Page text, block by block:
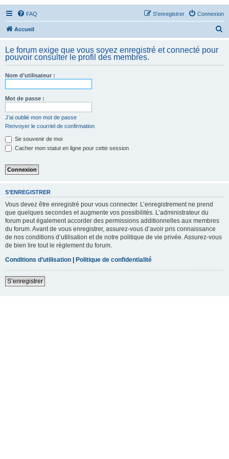
FAQ Connexion
S’enregistrer
Accueil
h
Le forum exige que vous soyez enregistré et connecté pour
pouvoir consulter le profil des membres.
Nom d’utilisateur :
Mot de passe :
J’ai oublié mon mot de passe
Renvoyer le courriel de confirmation
Se souvenir de moi
Cacher mon statut en ligne pour cette session
S’ENREGISTRER
Vous devez être enregistré pour vous connecter. L’enregistrement ne prend
que quelques secondes et augmente vos possibilités. L’administrateur du
forum peut également accorder des permissions additionnelles aux membres
du forum. Avant de vous enregistrer, assurez-vous d’avoir pris connaissance
de nos conditions d’utilisation et de notre politique de vie privée. Assurez-vous
de bien lire tout le règlement du forum.
Conditions d’utilisation | Politique de confidentialité
S’enregistrer